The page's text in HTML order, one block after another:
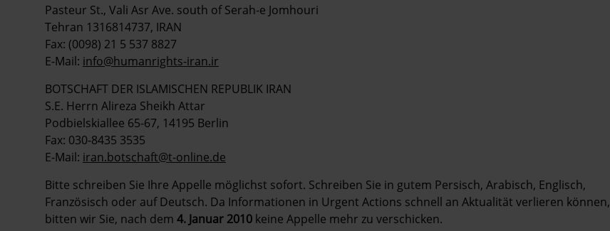
Pasteur St., Vali Asr Ave. south of Serah-e Jomhouri
Tehran 1316814737, IRAN
Fax: (0098) 21 5 537 8827
E-Mail: info@humanrights-iran.ir
BOTSCHAFT DER ISLAMISCHEN REPUBLIK IRAN
S.E. Herrn Alireza Sheikh Attar
Podbielskiallee 65-67, 14195 Berlin
Fax: 030-8435 3535
E-Mail: iran.botschaft@t-online.de
Bitte schreiben Sie Ihre Appelle möglichst sofort. Schreiben Sie in gutem Persisch, Arabisch, Englisch,
Französisch oder auf Deutsch. Da Informationen in Urgent Actions schnell an Aktualität verlieren können,
bitten wir Sie, nach dem 4. Januar 2010 keine Appelle mehr zu verschicken.